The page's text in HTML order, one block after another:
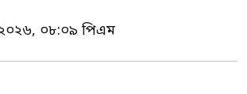
০৮:০৯ পিএম